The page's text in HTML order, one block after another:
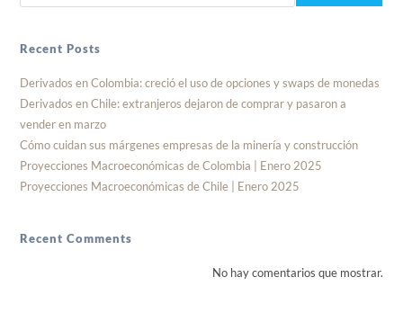
Recent Posts
Derivados en Colombia: creció el uso de opciones y swaps de monedas
Derivados en Chile: extranjeros dejaron de comprar y pasaron a
vender en marzo
Cómo cuidan sus márgenes empresas de la minería y construcción
Proyecciones Macroeconómicas de Colombia | Enero 2025
Proyecciones Macroeconómicas de Chile | Enero 2025
Recent Comments
No hay comentarios que mostrar.